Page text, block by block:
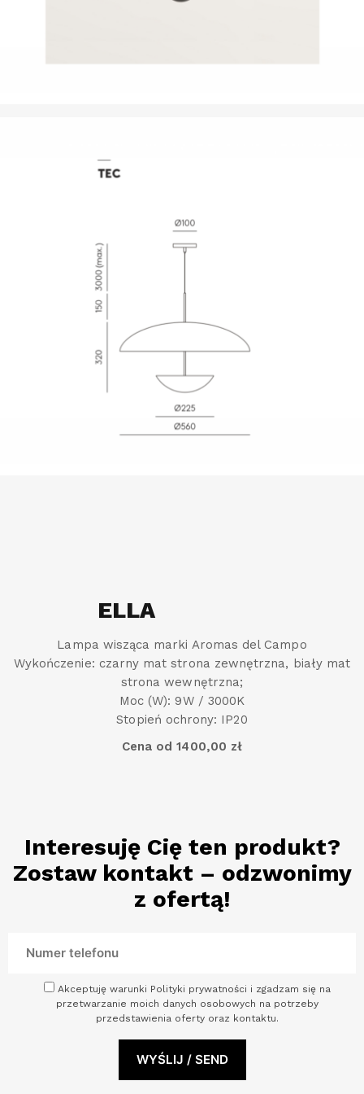
ELLA
Lampa wisząca marki Aromas del Campo
Wykończenie: czarny mat strona zewnętrzna, biały mat
strona wewnętrzna;
Moc (W): 9W / 3000K
Stopień ochrony: IP20
Cena od 1400,00 zł
Interesuję Cię ten produkt?
Zostaw kontakt – odzwonimy
z ofertą!
Akceptuję warunki Polityki prywatności i zgadzam się na
przetwarzanie moich danych osobowych na potrzeby
przedstawienia oferty oraz kontaktu.